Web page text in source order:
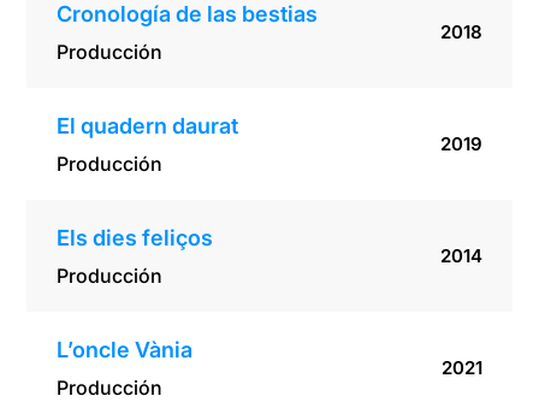
Cronología de las bestias
Producción
2018
El quadern daurat
Producción
2019
Els dies feliços
Producción
2014
L’oncle Vània
Producción
2021